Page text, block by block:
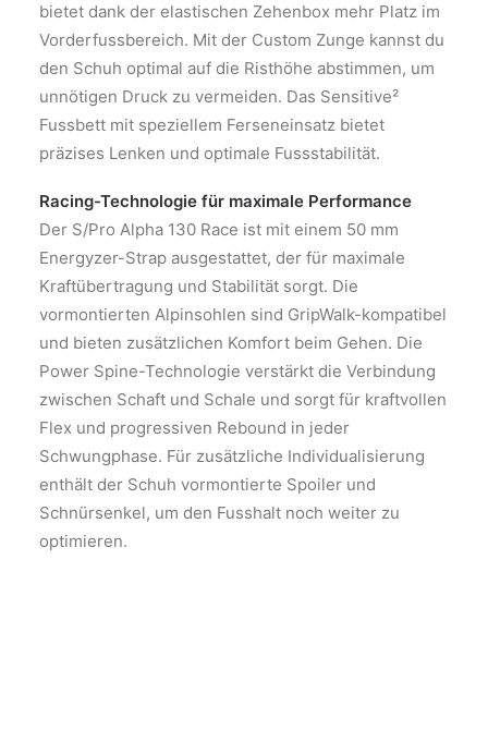
bietet dank der elastischen Zehenbox mehr Platz im
Vorderfussbereich. Mit der Custom Zunge kannst du
den Schuh optimal auf die Risthöhe abstimmen, um
unnötigen Druck zu vermeiden. Das Sensitive²
Fussbett mit speziellem Ferseneinsatz bietet
präzises Lenken und optimale Fussstabilität.
Racing-Technologie für maximale Performance
Der S/Pro Alpha 130 Race ist mit einem 50 mm
Energyzer-Strap ausgestattet, der für maximale
Kraftübertragung und Stabilität sorgt. Die
vormontierten Alpinsohlen sind GripWalk-kompatibel
und bieten zusätzlichen Komfort beim Gehen. Die
Power Spine-Technologie verstärkt die Verbindung
zwischen Schaft und Schale und sorgt für kraftvollen
Flex und progressiven Rebound in jeder
Schwungphase. Für zusätzliche Individualisierung
enthält der Schuh vormontierte Spoiler und
Schnürsenkel, um den Fusshalt noch weiter zu
optimieren.